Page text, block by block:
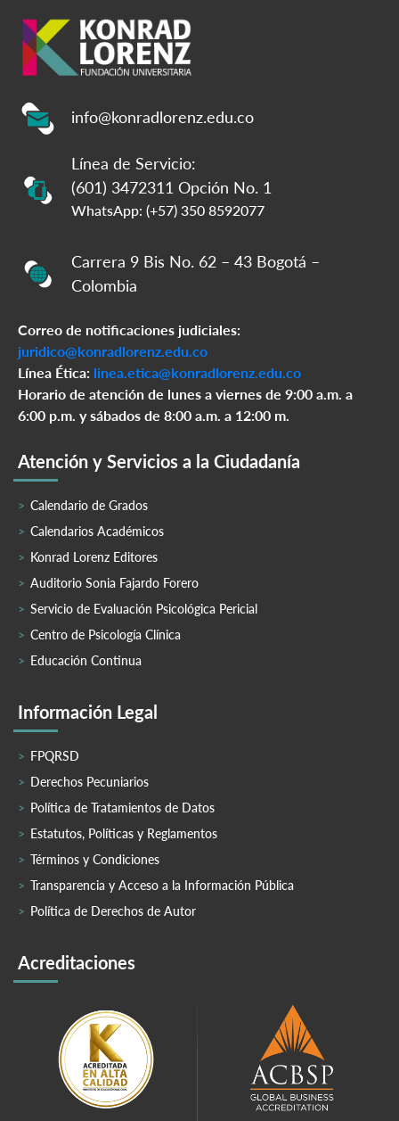
info@konradlorenz.edu.co
Línea de Servicio:
(601) 3472311 Opción No. 1
WhatsApp: (+57) 350 8592077
Carrera 9 Bis No. 62 – 43 Bogotá –
Colombia
Correo de notificaciones judiciales:
juridico@konradlorenz.edu.co
Línea Ética: linea.etica@konradlorenz.edu.co
Horario de atención de lunes a viernes de 9:00 a.m. a
6:00 p.m. y sábados de 8:00 a.m. a 12:00 m.
Atención y Servicios a la Ciudadanía
Calendario de Grados
Calendarios Académicos
Konrad Lorenz Editores
Auditorio Sonia Fajardo Forero
Servicio de Evaluación Psicológica Pericial
Centro de Psicología Clínica
Educación Continua
Información Legal
FPQRSD
Derechos Pecuniarios
Política de Tratamientos de Datos
Estatutos, Políticas y Reglamentos
Términos y Condiciones
Transparencia y Acceso a la Información Pública
Política de Derechos de Autor
Acreditaciones